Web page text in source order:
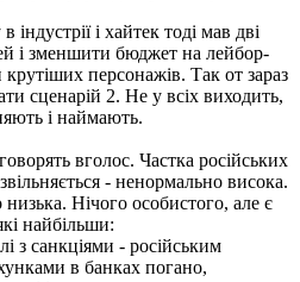
і хайтек тоді мав дві
і зменшити бюджет на лейбор-
крутіших персонажів. Так от зараз
сценарій 2. Не у всіх виходить,
і наймають.
вголос. Частка російських
- ненормально висока.
Нічого особистого, але є
найбільши:
з санкціями - російським
в банках погано,